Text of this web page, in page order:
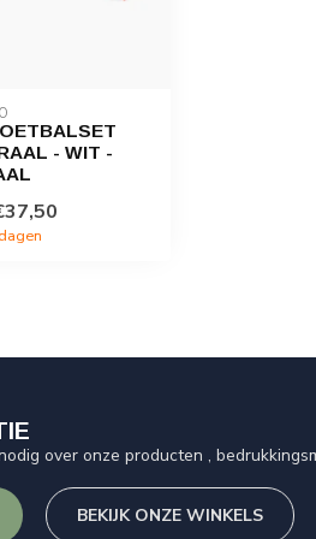
- WIT -
over onze producten ,
BEKIJK ONZE WINKELS